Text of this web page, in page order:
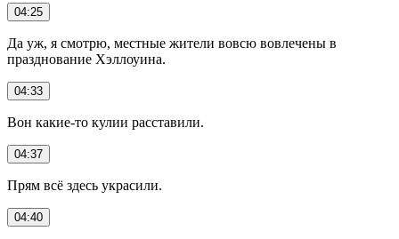
04:25
Да уж, я смотрю, местные жители вовсю вовлечены в
празднование Хэллоуина.
04:33
Вон какие-то кулии расставили.
04:37
Прям всё здесь украсили.
04:40